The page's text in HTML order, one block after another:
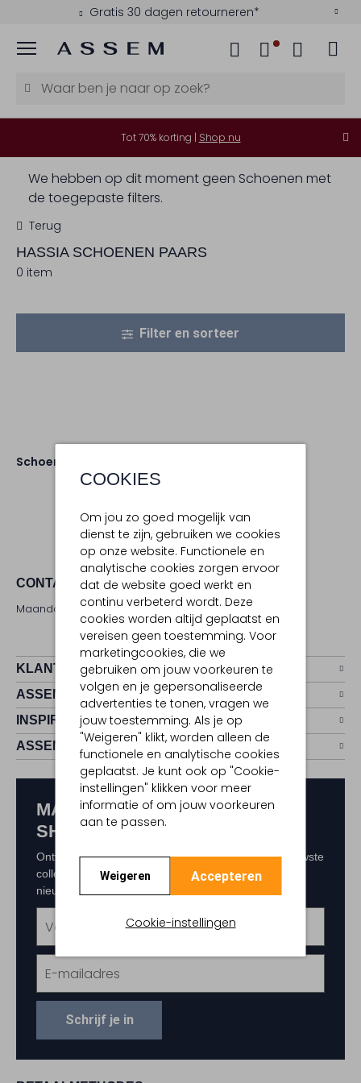
Gratis 30 dagen retourneren*
Menu
COOKIES
Om jou zo goed mogelijk van
dienst te zijn, gebruiken we cookies
op onze website. Functionele en
analytische cookies zorgen ervoor
dat de website goed werkt en
continu verbeterd wordt. Deze
cookies worden altijd geplaatst en
vereisen geen toestemming. Voor
marketingcookies, die we
gebruiken om jouw voorkeuren te
volgen en je gepersonaliseerde
advertenties te tonen, vragen we
jouw toestemming. Als je op
"Weigeren" klikt, worden alleen de
functionele en analytische cookies
geplaatst. Je kunt ook op "Cookie-
instellingen" klikken voor meer
informatie of om jouw voorkeuren
aan te passen.
Weigeren Accepteren
Cookie-instellingen
Tot 70% korting | Shop nu
We hebben op dit moment geen Schoenen met
de toegepaste filters.
Terug
HASSIASCHOENEN PAARS
0 item
Filter en sorteer
Schoenen
CONTACT
Maandag - zaterdag 09:00 - 17:00 uur
KLANTENSERVICE
ASSEMVIP
INSPIRATIE
ASSEM
MAAK KANS OP € 150,-
SHOPTEGOED
Ontvang als eerste exclusieve updates over de nieuwste
collecties, acties en events. Schrijf je in voor de
nieuwsbrief en maak kans op € 150,- shoptegoed.
Schrijf je in